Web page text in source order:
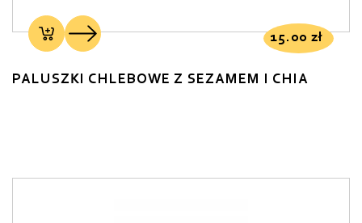
15.00 zł
PALUSZKI CHLEBOWE Z SEZAMEM I CHIA